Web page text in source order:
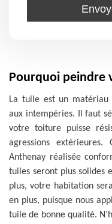
Pourquoi peindre
La tuile est un matériau
aux intempéries. Il faut
votre toiture puisse
agressions
Anthenay réalisée
tuiles seront plus solides
plus, votre habitation
en plus, puisque nous
tuile de bonne qualité.